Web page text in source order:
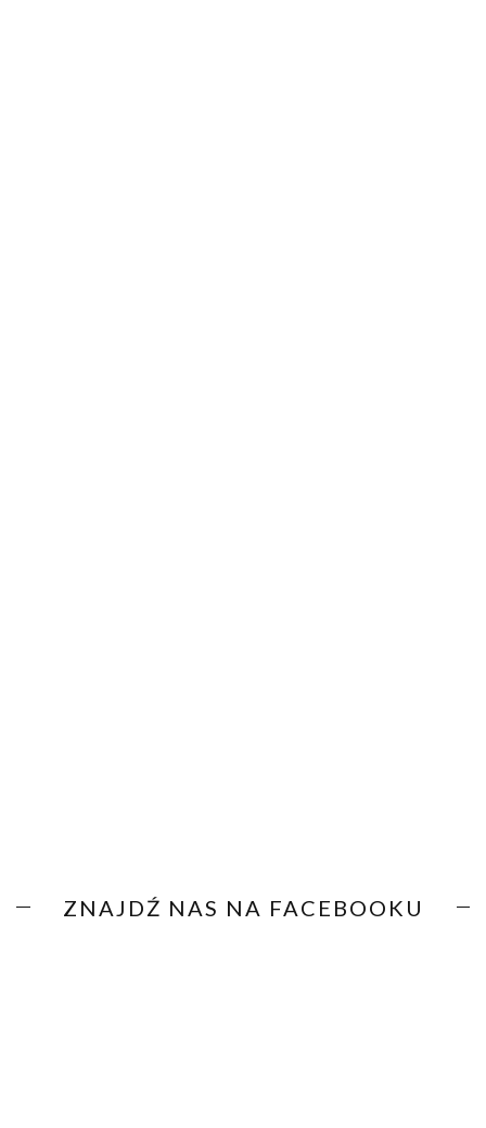
ZNAJDŹ NAS NA FACEBOOKU